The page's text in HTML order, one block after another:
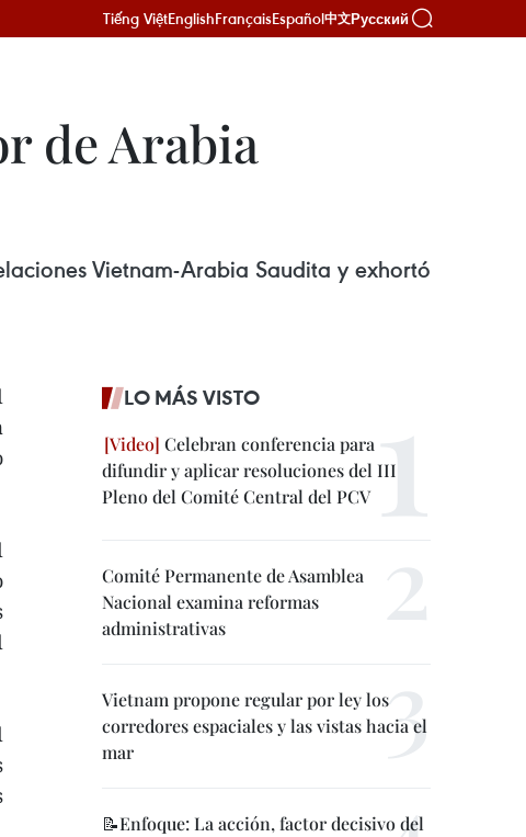
Tiếng ViệtEnglishFrançaisEspañol中文Русский
de Arabia
Vietnam-Arabia Saudita y exhortó
LO MÁS VISTO
Celebran conferencia para
difundir y aplicar resoluciones del III
Pleno del Comité Central del PCV
Comité Permanente de Asamblea
Nacional examina reformas
administrativas
Vietnam propone regular por ley los
corredores espaciales y las vistas hacia el
mar
📝Enfoque: La acción, factor decisivo del